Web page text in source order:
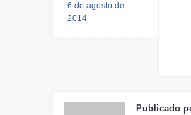
6 de agosto de
2014
Publicado